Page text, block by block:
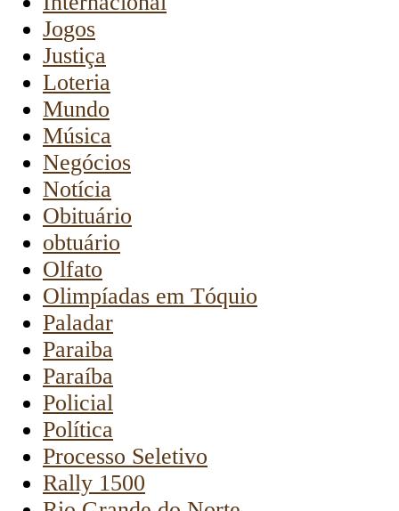
Jogos
Justiça
Loteria
Mundo
Música
Negócios
Notícia
Obituário
obtuário
Olfato
Olimpíadas em Tóquio
Paladar
Paraiba
Paraíba
Policial
Política
Processo Seletivo
Rally 1500